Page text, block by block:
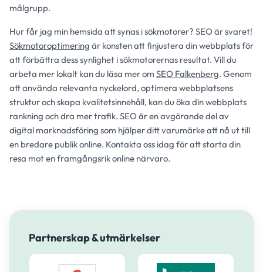
målgrupp.
Hur får jag min hemsida att synas i sökmotorer? SEO är svaret!
Sökmotoroptimering är konsten att finjustera din webbplats för
att förbättra dess synlighet i sökmotorernas resultat. Vill du
arbeta mer lokalt kan du läsa mer om SEO Falkenberg. Genom
att använda relevanta nyckelord, optimera webbplatsens
struktur och skapa kvalitetsinnehåll, kan du öka din webbplats
rankning och dra mer trafik. SEO är en avgörande del av
digital marknadsföring som hjälper ditt varumärke att nå ut till
en bredare publik online. Kontakta oss idag för att starta din
resa mot en framgångsrik online närvaro.
Partnerskap & utmärkelser